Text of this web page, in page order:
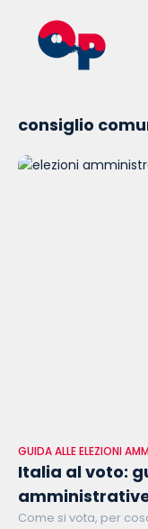
consiglio
GUIDA ALLE ELEZIONI
Italia al voto:
Come si vota, per